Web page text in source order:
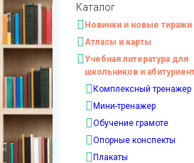
Каталог
Новинки и новые тиражи
Атласы и карты
Учебная литература для
школьников и
Комплексный тренажер
Мини-тренажер
Обучение грамоте
Опорные конспекты
Плакаты